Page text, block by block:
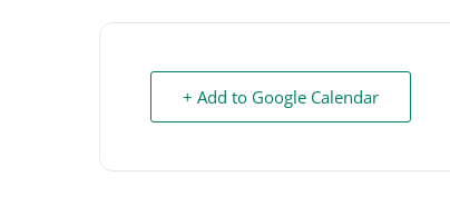
+ Add to Google Calendar